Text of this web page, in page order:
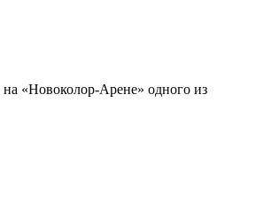
на «Новоколор-Арене» одного из